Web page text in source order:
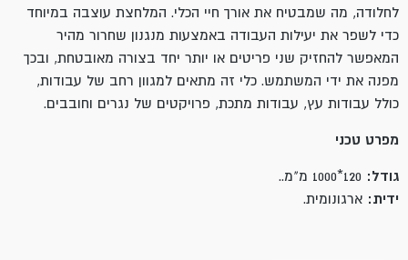
לחלודה, מה שמבטיח את אורך חיי הכלי. המלחצת עוצבה במיוחד
כדי לשפר את יעילות העבודה באמצעות מנגנון שחרור מהיר
המאפשר להחזיק שני פריטים או יותר יחד בצורה מאובטחת, ובכך
מפנה את ידי המשתמש. כלי זה מתאים למגוון רחב של עבודות,
כולל עבודות עץ, עבודות מתכת, פרויקטים של נגרים וחובבים.
מפרט טכני
גודל:
ידית: ארגונומית.